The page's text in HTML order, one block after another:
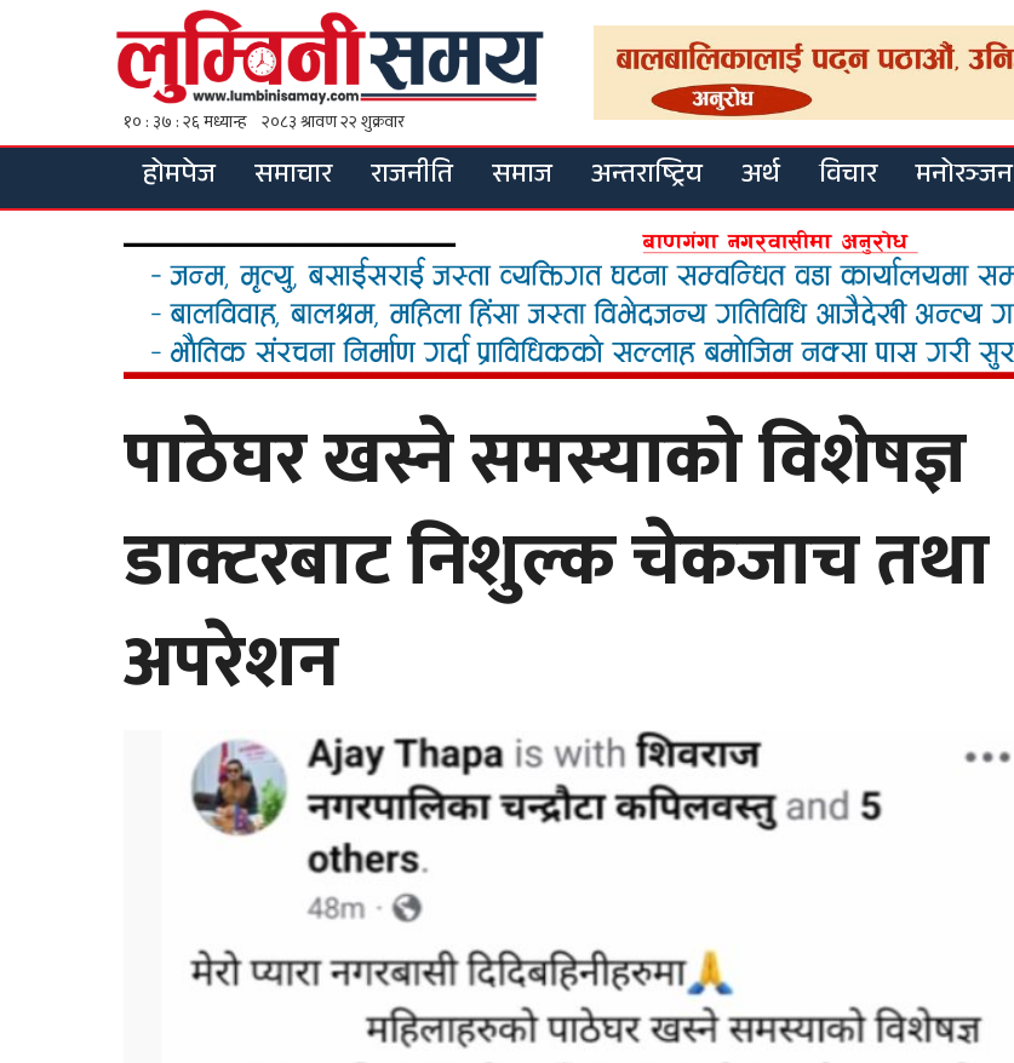
होमपेज समाचार राजनीति समाज अन्तराष्ट्रिय अर्थ विचार मनोरञ्जन
पाठेघर खस्ने समस्याको विशेषज्ञ
डाक्टरबाट निशुल्क चेकजाच तथा
अपरेशन